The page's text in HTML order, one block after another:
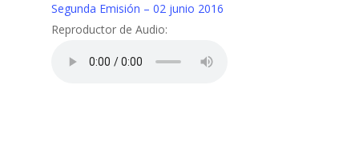
Segunda Emisión – 02 junio 2016
Reproductor de Audio: